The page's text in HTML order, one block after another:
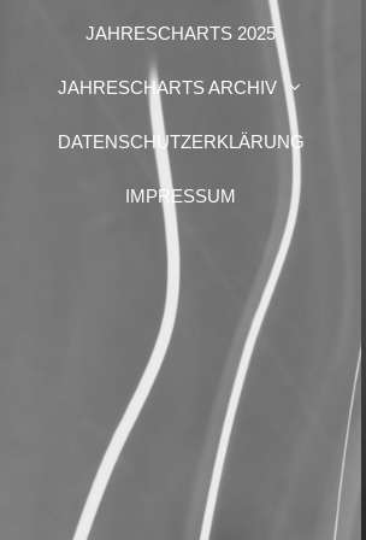
JAHRESCHARTS 2025
JAHRESCHARTS ARCHIV
DATENSCHUTZERKLÄRUNG
IMPRESSUM